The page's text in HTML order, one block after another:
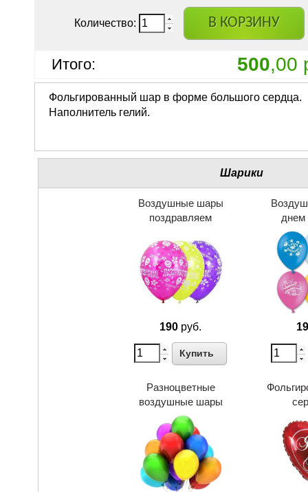
Количество: В КОРЗИНУ
Итого: 500,00
Фольгированный шар в форме большого сердца.
Наполнитель гелий.
Шарики
Воздушные шары
поздравляем
190 руб.
Купить
днем
Разноцветные
воздушные шары